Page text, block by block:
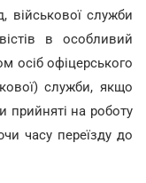
військової служби
в особливий
осіб офіцерського
служби, якщо
прийняті на роботу
часу переїзду до